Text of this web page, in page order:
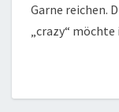
Garne reichen.
„crazy“